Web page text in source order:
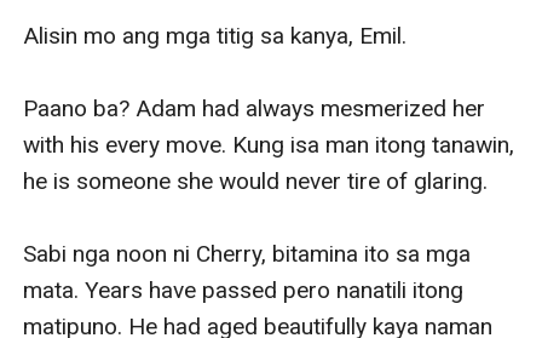
Alisin mo ang mga titig sa kanya, Emil.
Paano ba? Adam had always mesmerized her
with his every move. Kung isa man itong tanawin,
he is someone she would never tire of glaring.
Sabi nga noon ni Cherry, bitamina ito sa mga
mata. Years have passed pero nanatili itong
matipuno. He had aged beautifully kaya naman